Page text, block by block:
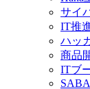
サイ
IT推
ハッ
商品
ITブ